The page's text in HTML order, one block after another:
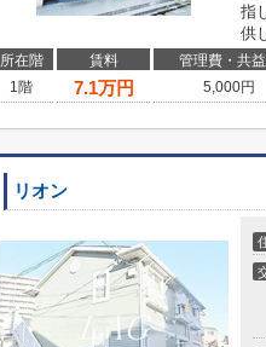
指
供
所在階 賃料 管理費・共
1階
7.1万円 5,000円
リオン